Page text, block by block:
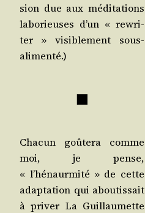
sion due aux médi­ta­tions
labo­rieuses d’un « rewri­
ter » visi­ble­ment sous-
alimenté.)
■
Cha­cun goû­te­ra comme
moi, je pense,
« l’hénaurmité » de cette
adap­ta­tion qui abou­tis­sait
à pri­ver La Guillau­mette